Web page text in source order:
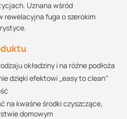
Uznana wśród
fuga o szerokim
okładziny i na różne podłoża
dzięki efektowi „easy to clean”
na kwaśne środki czyszczące,
domowym